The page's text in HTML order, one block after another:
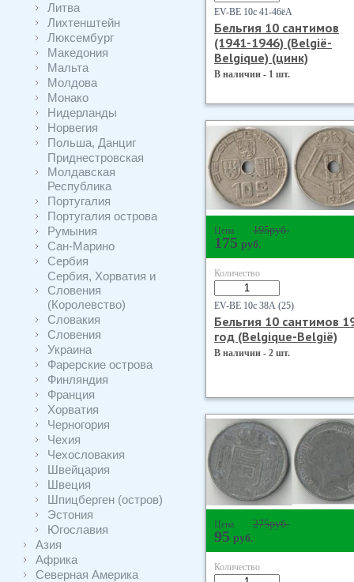
Литва
Лихтенштейн
Люксембург
Македония
Мальта
Молдова
Монако
Нидерланды
Норвегия
Польша, Данциг
Приднестровская
Молдавская
Республика
Португалия
Португалия острова
Румыния
Сан-Марино
Сербия
Сербия, Хорватия и
Словения
(Королевство)
Словакия
Словения
Украина
Фарерские острова
Финляндия
Франция
Хорватия
Черногория
Чехия
Чехословакия
Швейцария
Швеция
Шпицберген (остров)
Эстония
Югославия
Азия
Африка
Северная Америка
EV-BE 10с 41-46ёА
Бельгия 10 сантимов
(1941-1946) (Belgiё-
Belgique) (цинк)
В наличии - 1 шт.
Цена 195руб.
175 руб.
Количество
EV-BE 10с 38А (25)
Бельгия 10 сантимов
год (Belgique-Belgiё)
В наличии - 2 шт.
Цена 275руб.
95 руб.
Количество